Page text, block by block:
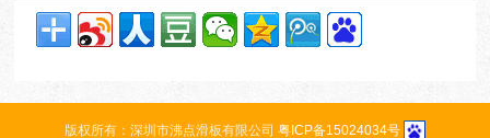
版权所有：深圳市沸点滑板有限公司 粤ICP备15024034号